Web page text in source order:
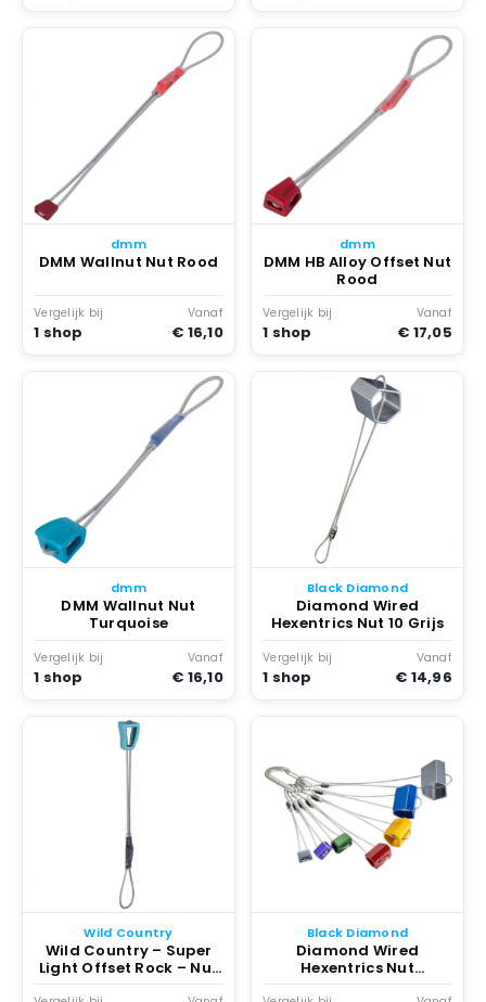
dmm
DMM Wallnut Nut Rood
Vergelijk bij
1 shop
Vanaf
€ 16,10
dmm
DMM HB Alloy Offset Nut
Rood
Vergelijk bij
1 shop
Vanaf
€ 17,05
dmm
DMM Wallnut Nut
Turquoise
Vergelijk bij
1 shop
Vanaf
€ 16,10
Black Diamond
Diamond Wired
Hexentrics Nut 10 Grijs
Vergelijk bij
1 shop
Vanaf
€ 14,96
Wild Country
Wild Country – Super
Light Offset Rock – Nut
Turquoise
Black Diamond
Diamond Wired
Hexentrics Nut
Multicolor